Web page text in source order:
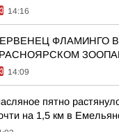
14:16
ФЛАМИНГО
14:09
пятно
на 1,5 км в